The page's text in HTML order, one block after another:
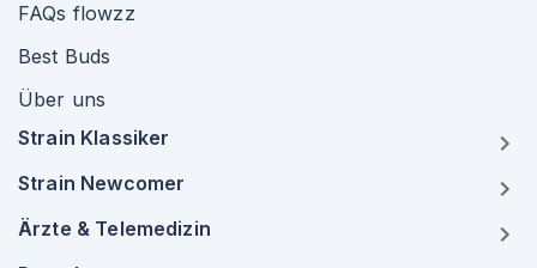
FAQs flowzz
Best Buds
Über uns
Strain Klassiker
Strain Newcomer
Ärzte & Telemedizin